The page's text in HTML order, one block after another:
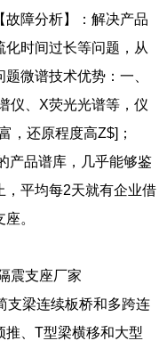
故障分析】：解决产品
时间过长等问题，从
微谱技术优势：一、
仪、X荧光光谱等，仪
，还原程度高Z$]；
产品谱库，几乎能够鉴
，平均每2天就有企业借
。
震支座厂家
支梁连续板桥和多跨连
推、T型梁横移和大型